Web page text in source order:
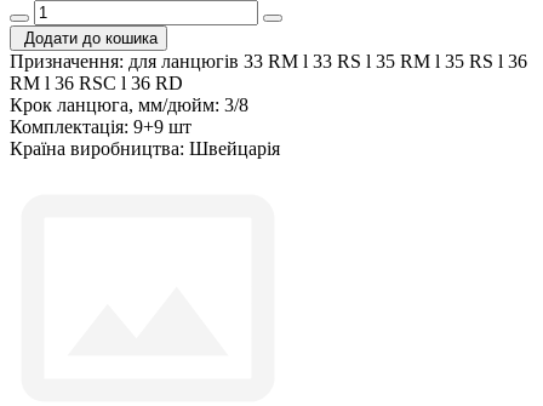
Додати до кошика
Призначення: для ланцюгів 33 RM l 33 RS l 35 RM l 35 RS l 36
RM l 36 RSC l 36 RD
Крок ланцюга, мм/дюйм: 3/8
Комплектація: 9+9 шт
Країна виробництва: Швейцарія